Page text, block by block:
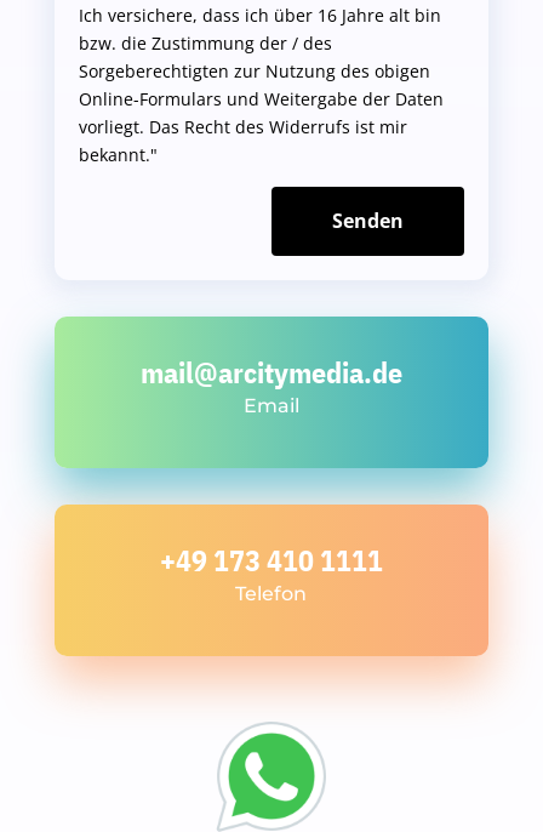
Ich versichere, dass ich über 16 Jahre alt bin
bzw. die Zustimmung der / des
Sorgeberechtigten zur Nutzung des obigen
Online-Formulars und Weitergabe der Daten
vorliegt. Das Recht des Widerrufs ist mir
bekannt."
Senden
mail@arcitymedia.de
Email
+49 173 410 1111
Telefon